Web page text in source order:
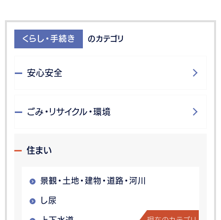
くらし・手続き のカテゴリ
安心安全
ごみ・リサイクル・環境
住まい
景観・土地・建物・道路・河川
し尿